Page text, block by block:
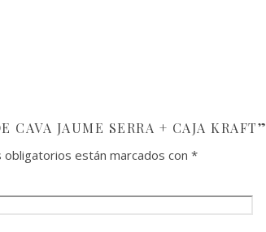
CAVA JAUME SERRA + CAJA KRAFT”
obligatorios están marcados con *